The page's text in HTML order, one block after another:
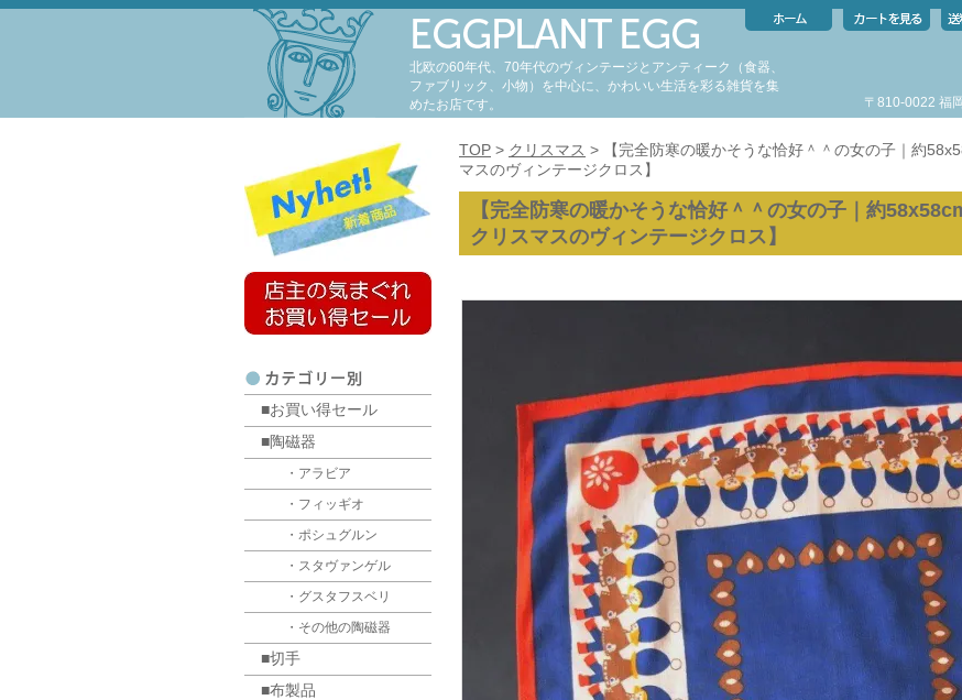
北欧の60年代、70年代のヴィンテージとアンティーク（食器、
ファブリック、小物）を中心に、かわいい生活を彩る雑貨を集
めたお店です。
〒810-0022 福
TOP > クリスマス > 【完全防寒の暖かそうな恰好＾＾の女の子｜約
マスのヴィンテージクロス】
【完全防寒の暖かそうな恰好＾＾の女の子｜約
クリスマスのヴィンテージクロス】
■お買い得セール
■陶磁器
・アラビア
・フィッギオ
・ポシュグルン
・スタヴァンゲル
・グスタフスベリ
・その他の陶磁器
■切手
■布製品